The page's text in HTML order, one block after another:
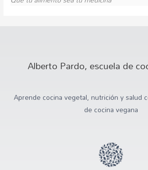
Alberto Pardo, escuela de
Aprende cocina vegetal, nutrición y salud
de cocina vegana